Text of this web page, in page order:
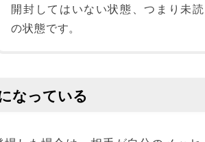
開封してはいない状態、つまり未読
の状態です。
なっている